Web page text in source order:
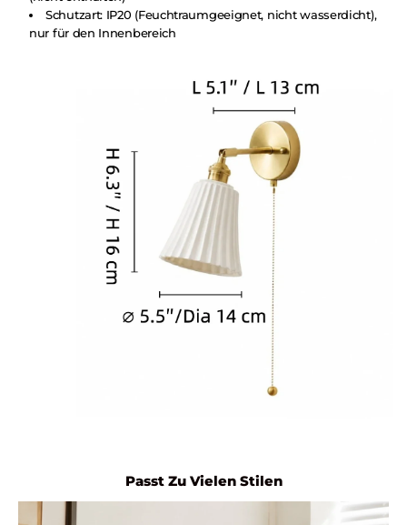
Schutzart: IP20 (Feuchtraumgeeignet, nicht wasserdicht),
nur für den Innenbereich
Passt Zu Vielen Stilen